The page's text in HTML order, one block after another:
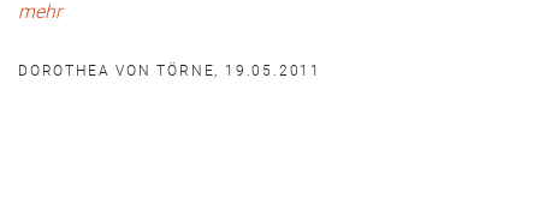
mehr
DOROTHEA VON TÖRNE, 19.05.2011